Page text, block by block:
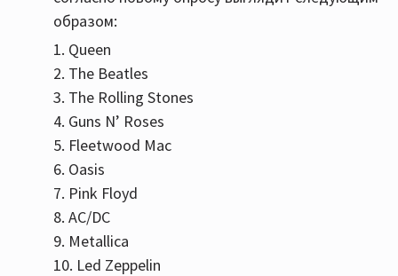
образом:
1. Queen
2. The Beatles
3. The Rolling Stones
4. Guns N’ Roses
5. Fleetwood Mac
6. Oasis
7. Pink Floyd
8. AC/DC
9. Metallica
10. Led Zeppelin